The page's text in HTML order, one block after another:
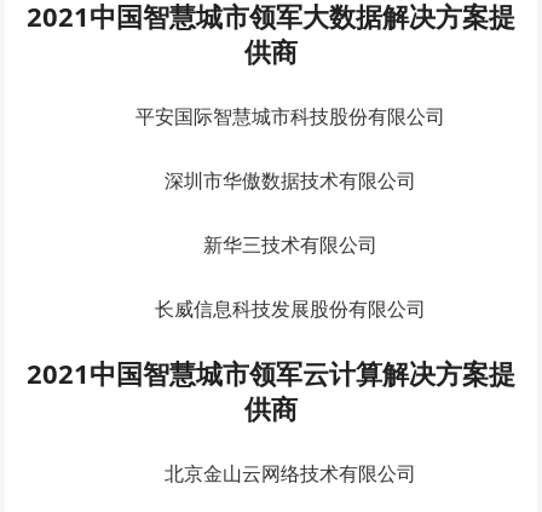
2021中国智慧城市领军大数据解决方案提
供商
平安国际智慧城市科技股份有限公司
深圳市华傲数据技术有限公司
新华三技术有限公司
长威信息科技发展股份有限公司
2021中国智慧城市领军云计算解决方案提
供商
北京金山云网络技术有限公司